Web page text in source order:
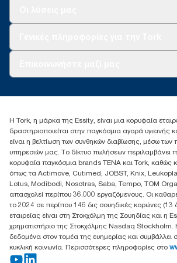
ζωής (ΑΚΖ) που αξιολογήθηκαν από τρίτους και
+302102705722
17th klm.National Road Athens-Lamia
14564 N.Kifissia, Athens-Greece
Mob: +306932474930 (για Ελλάδα &
Η Tork, η μάρκα της Essity, είναι μια κορυφαία
δραστηριοποιείται στην παγκόσμια αγορά υγιεινής
είναι η βελτίωση των συνθηκών διαβίωσης, μέσω των
υπηρεσιών μας. Το δίκτυο πωλήσεων περιλαμβάνει
κορυφαία παγκόσμια brands TENA και Tork, καθώς
όπως τα Actimove, Cutimed, JOBST, Knix,
Lotus, Modibodi, Nosotras, Saba, Tempo, TOM
απασχολεί περίπου 36.000 εργαζόμενους. Οι
το 2024 σε περίπου 146 δις σουηδικές κορώνες (13
εταιρείας είναι στη Στοκχόλμη της Σουηδίας και η
χρηματιστήριο της Στοκχόλμης Nasdaq Stockholm.
δεδομένα στον τομέα της ευημερίας και συμβάλλει
κυκλική κοινωνία. Περισσότερες πληροφορίες στο